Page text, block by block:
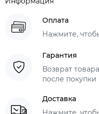
Оплата
Нажмите,
Гарантия
Возврат
после покупки
Доставка